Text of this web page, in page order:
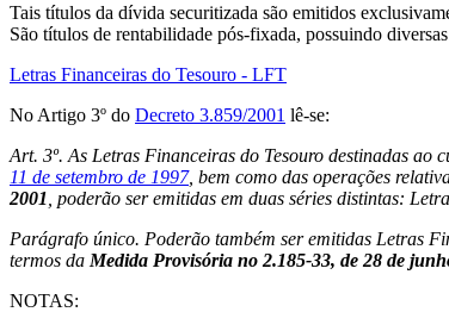
Tais títulos da dívida securitizada são emitidos
São títulos de rentabilidade pós-fixada, possuindo
Letras Financeiras do Tesouro - LFT
No Artigo 3º do Decreto 3.859/2001 lê-se:
Art. 3º. As Letras Financeiras do Tesouro destinadas ao
11 de setembro de 1997, bem como das operações
2001 , poderão ser emitidas em duas séries distintas:
Parágrafo único. Poderão também ser emitidas Letras
termos da Medida Provisória no 2.185-33, de 28 de
NOTAS: